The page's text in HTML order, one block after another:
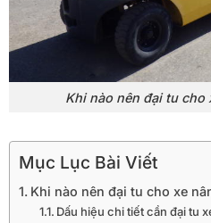
Khi nào nên đại tu cho
Mục Lục Bài Viết
Khi nào nên đại tu cho xe
Dấu hiệu chi tiết cần đại tu